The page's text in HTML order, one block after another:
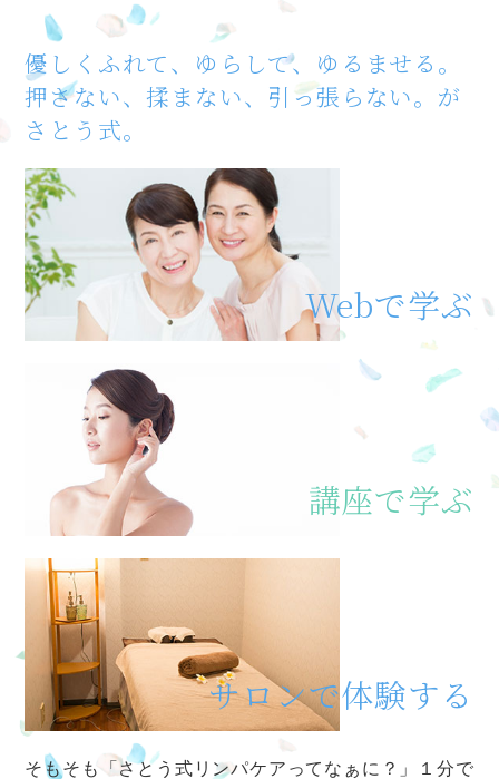
優しくふれて、 ゆらして、ゆるませる。
押さない、揉まない、 引っ張らない。が
さとう式。
Webで学ぶ
講座で学ぶ
サロンで体験する
そもそも「さとう式リンパケアってなぁに？」 １分で